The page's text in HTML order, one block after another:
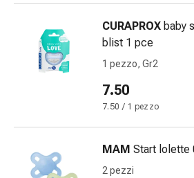
impura
Vesciche
febbre
Sfogo
Acne
naturali
CURAPROX baby
blist 1 pce
1 pezzo, Gr2
7.50
7.50 / 1 pezzo
MAM Start lolette
2 pezzi